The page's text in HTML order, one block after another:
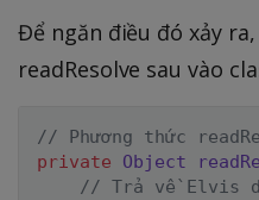
Để ngăn điều đó xảy
readResolve sau vào
// Phương thức
private
Object
// Trả về Elvis